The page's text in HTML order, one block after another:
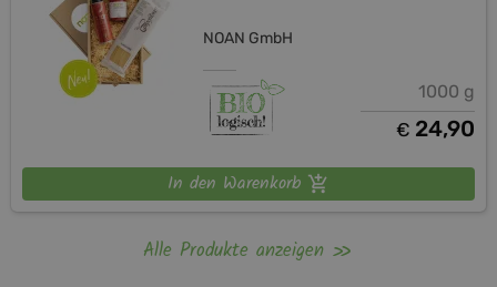
NOAN GmbH
1000 g
€ 24,90
In den Warenkorb
Alle Produkte anzeigen